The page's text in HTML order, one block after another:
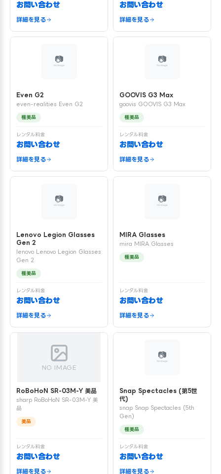
お問い合わせ
詳細を見る
お問い合わせ
詳細を見る
Even G2
even-realities Even G2
極美品
レンタル料金
お問い合わせ
詳細を見る
GOOVIS G3 Max
goovis GOOVIS G3 Max
極美品
レンタル料金
お問い合わせ
詳細を見る
Lenovo Legion Glasses
Gen 2
lenovo Lenovo Legion Glasses
Gen 2
極美品
レンタル料金
お問い合わせ
詳細を見る
MIRA Glasses
mira MIRA Glasses
極美品
レンタル料金
お問い合わせ
詳細を見る
NO IMAGE
RoBoHoN SR-03M-Y 美品
sharp RoBoHoN SR-03M-Y 美
品
美品
レンタル料金
お問い合わせ
詳細を見る
Snap Spectacles (第5世
代)
snap Snap Spectacles (5th
Gen)
極美品
レンタル料金
お問い合わせ
詳細を見る